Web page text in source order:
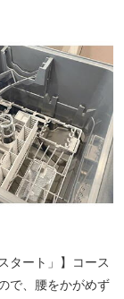
タート」】コース
で、腰をかがめず